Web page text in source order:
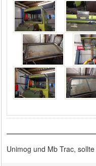
Unimog und Mb Trac,